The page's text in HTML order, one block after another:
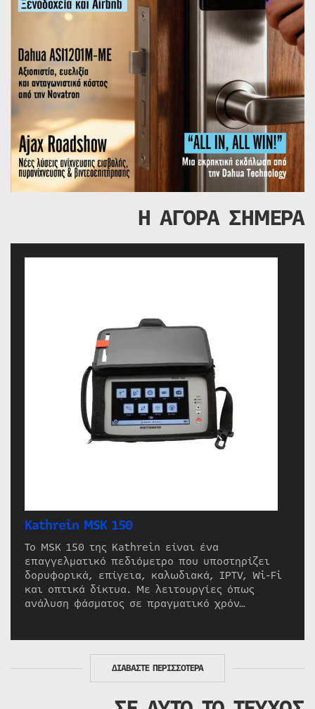
Η ΑΓΟΡΑ ΣΗΜΕΡΑ
Kathrein MSK 150
Το MSK 150 της Kathrein είναι ένα
επαγγελματικό πεδιόμετρο που υποστηρίζει
δορυφορικά, επίγεια, καλωδιακά, IPTV, Wi-Fi
και οπτικά δίκτυα. Με λειτουργίες όπως
ανάλυση φάσματος σε πραγματικό χρόν…
ΔΙΑΒΑΣΤΕ ΠΕΡΙΣΣΟΤΕΡΑ